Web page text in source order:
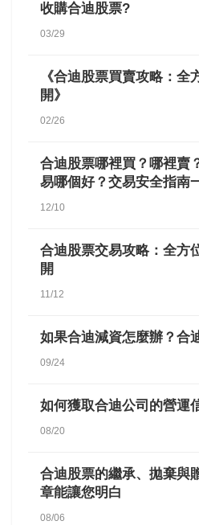
收購合迪股票?
03/29
《合迪股票買賣攻略：全
開》
02/26
合迪股票哪裡買？哪裡賣
易哪個好？交易安全指南
12/10
合迪股票交易攻略：全方
開
11/12
如果合迪減資怎麼辦？合
09/24
如何獲取合迪公司的營運
08/20
合迪股票的繼承、拋棄與
章能讓您明白
08/06